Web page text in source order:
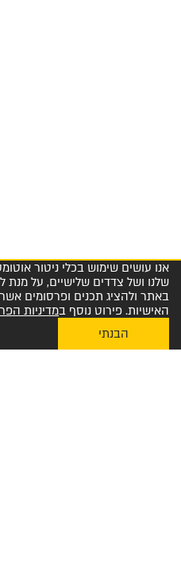
שלנו ושל צדדים שלישיים, על מנת
באתר ולהציג תכנים ופרסומים
האישיות. פירוט נוסף במדיניות
הבנתי